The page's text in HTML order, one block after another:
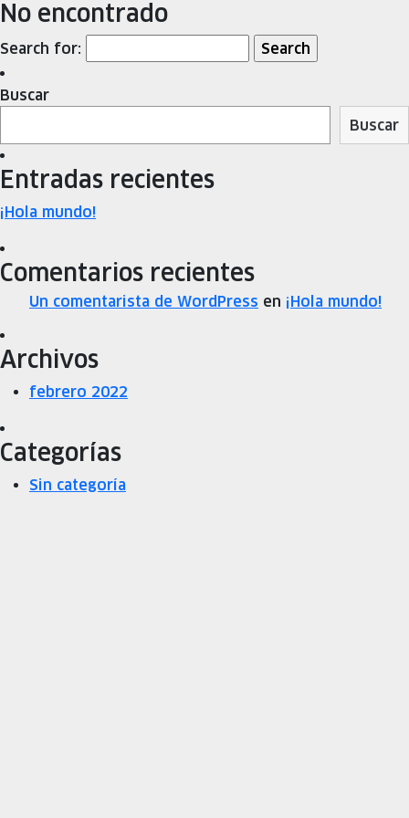
No encontrado
Search for:
Buscar
Buscar
Entradas recientes
¡Hola mundo!
Comentarios recientes
Un comentarista de WordPress en ¡Hola mundo!
Archivos
febrero 2022
Categorías
Sin categoría